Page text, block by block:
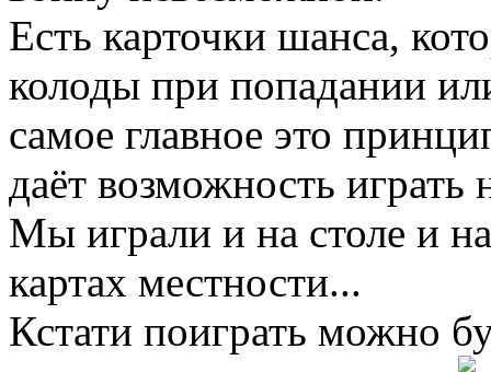
Есть карточки шанса,
колоды при попадании
самое главное это
даёт возможность
Мы играли и на столе и
картах местности...
Кстати поиграть можно